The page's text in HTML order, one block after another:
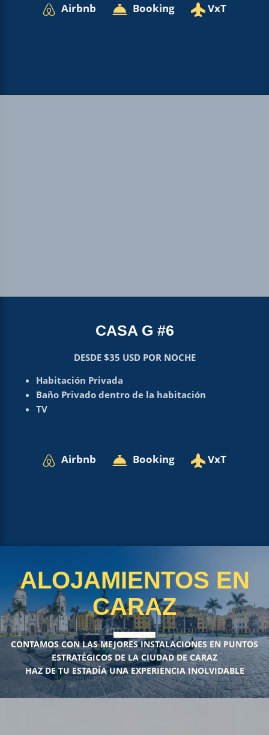
Airbnb Booking VxT
CASA G #6
DESDE $35 USD POR NOCHE
Habitación Privada
Baño Privado dentro de la habitación
TV
Airbnb Booking VxT
ALOJAMIENTOS EN
CARAZ
CONTAMOS CON LAS MEJORES INSTALACIONES EN PUNTOS
ESTRATÉGICOS DE LA CIUDAD DE CARAZ
HAZ DE TU ESTADÍA UNA EXPERIENCIA INOLVIDABLE